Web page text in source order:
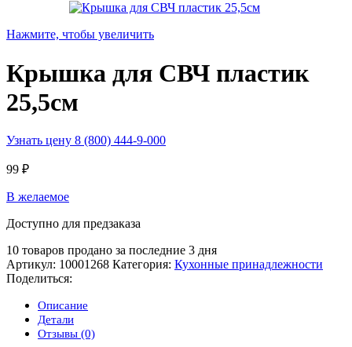
Нажмите, чтобы увеличить
Крышка для СВЧ пластик
25,5см
Узнать цену 8 (800) 444-9-000
99 ₽
В желаемое
Доступно для предзаказа
10 товаров продано за последние 3 дня
Артикул: 10001268 Категория: Кухонные принадлежности
Поделиться:
Описание
Детали
Отзывы (0)